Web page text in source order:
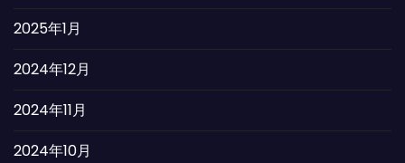
2025年1月
2024年12月
2024年11月
2024年10月